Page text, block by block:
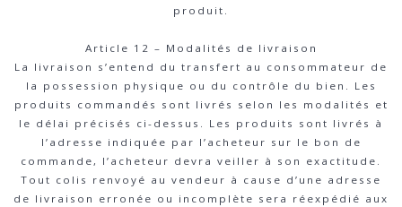
produit.
Article 12 – Modalités de livraison
La livraison s’entend du transfert au consommateur de
la possession physique ou du contrôle du bien. Les
produits commandés sont livrés selon les modalités et
le délai précisés ci-dessus. Les produits sont livrés à
l’adresse indiquée par l’acheteur sur le bon de
commande, l’acheteur devra veiller à son exactitude.
Tout colis renvoyé au vendeur à cause d’une adresse
de livraison erronée ou incomplète sera réexpédié aux